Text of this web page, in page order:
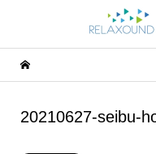
20210627-seibu-